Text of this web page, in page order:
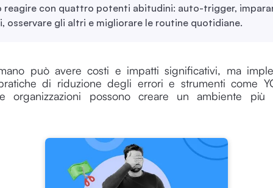
reagire con quattro potenti abitudini: auto-trigger,
osservare gli altri e migliorare le routine quotidiane.
può avere costi e impatti significativi, ma
di riduzione degli errori e strumenti come
organizzazioni possono creare un ambiente più